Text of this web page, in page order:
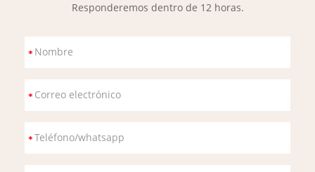
Responderemos dentro de 12 horas.